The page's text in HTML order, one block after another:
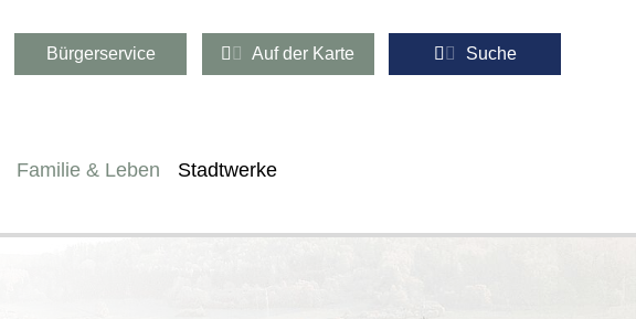
Bürgerservice Auf der Karte Suche
Familie & Leben Stadtwerke